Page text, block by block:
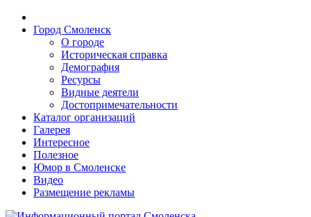
Город Смоленск
О городе
Историческая справка
Демография
Ресурсы
Видные деятели
Достопримечательности
Каталог организаций
Галерея
Интересное
Полезное
Юмор в Смоленске
Видео
Размещение рекламы